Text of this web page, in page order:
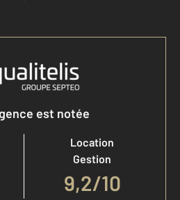
est notée
Location
Gestion
9,2/10